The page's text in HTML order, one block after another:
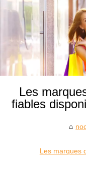
Les
fiables
Les marques